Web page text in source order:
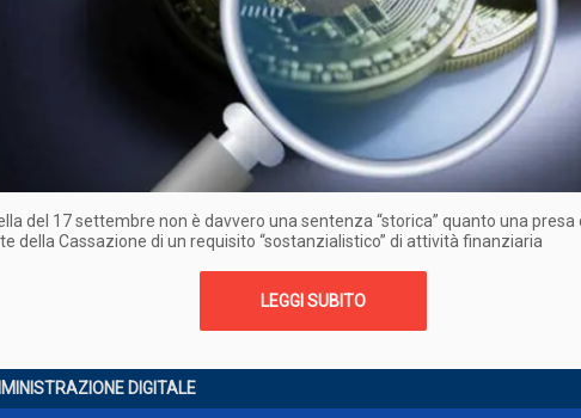
del 17 settembre non è davvero una sentenza “storica” quanto una presa
della Cassazione di un requisito “sostanzialistico” di attività finanziaria
LEGGI SUBITO
DIGITALE